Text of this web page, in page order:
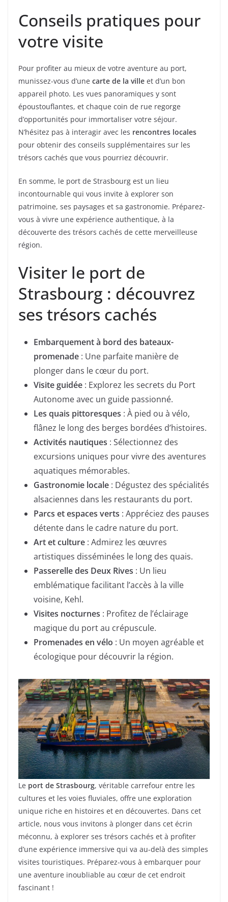
Conseils pratiques pour
votre visite
Pour profiter au mieux de votre aventure au port,
munissez-vous d’une carte de la ville et d’un bon
appareil photo. Les vues panoramiques y sont
époustouflantes, et chaque coin de rue regorge
d’opportunités pour immortaliser votre séjour.
N’hésitez pas à interagir avec les rencontres locales
pour obtenir des conseils supplémentaires sur les
trésors cachés que vous pourriez découvrir.
En somme, le port de Strasbourg est un lieu
incontournable qui vous invite à explorer son
patrimoine, ses paysages et sa gastronomie. Préparez-
vous à vivre une expérience authentique, à la
découverte des trésors cachés de cette merveilleuse
région.
Visiter le port de
Strasbourg : découvrez
ses trésors cachés
Embarquement à bord des bateaux-
promenade : Une parfaite manière de
plonger dans le cœur du port.
Visite guidée : Explorez les secrets du Port
Autonome avec un guide passionné.
Les quais pittoresques : À pied ou à vélo,
flânez le long des berges bordées d’histoires.
Activités nautiques : Sélectionnez des
excursions uniques pour vivre des aventures
aquatiques mémorables.
Gastronomie locale : Dégustez des spécialités
alsaciennes dans les restaurants du port.
Parcs et espaces verts : Appréciez des pauses
détente dans le cadre nature du port.
Art et culture : Admirez les œuvres
artistiques disséminées le long des quais.
Passerelle des Deux Rives : Un lieu
emblématique facilitant l’accès à la ville
voisine, Kehl.
Visites nocturnes : Profitez de l’éclairage
magique du port au crépuscule.
Promenades en vélo : Un moyen agréable et
écologique pour découvrir la région.
Le port de Strasbourg, véritable carrefour entre les
cultures et les voies fluviales, offre une exploration
unique riche en histoires et en découvertes. Dans cet
article, nous vous invitons à plonger dans cet écrin
méconnu, à explorer ses trésors cachés et à profiter
d’une expérience immersive qui va au-delà des simples
visites touristiques. Préparez-vous à embarquer pour
une aventure inoubliable au cœur de cet endroit
fascinant !